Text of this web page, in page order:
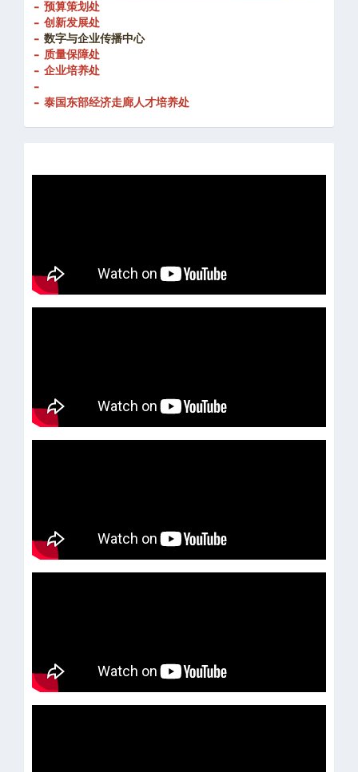
- 预算策划处
- 创新发展处
- 数字与企业传播中心
- 质量保障处
- 企业培养处
-
- 泰国东部经济走廊人才培养处